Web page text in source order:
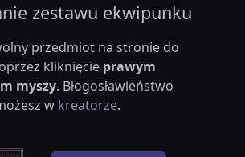
zestawu ekwipunku
przedmiot na stronie do
kliknięcie prawym
myszy. Błogosławieństwo
w kreatorze.